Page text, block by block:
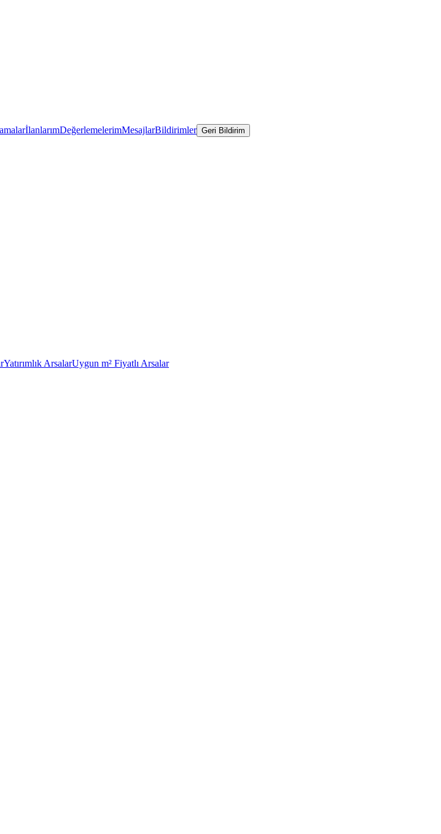
İlanlarımDeğerlemelerimMesajlarBildirimler Geri Bildirim
Yatırımlık ArsalarUygun m² Fiyatlı Arsalar